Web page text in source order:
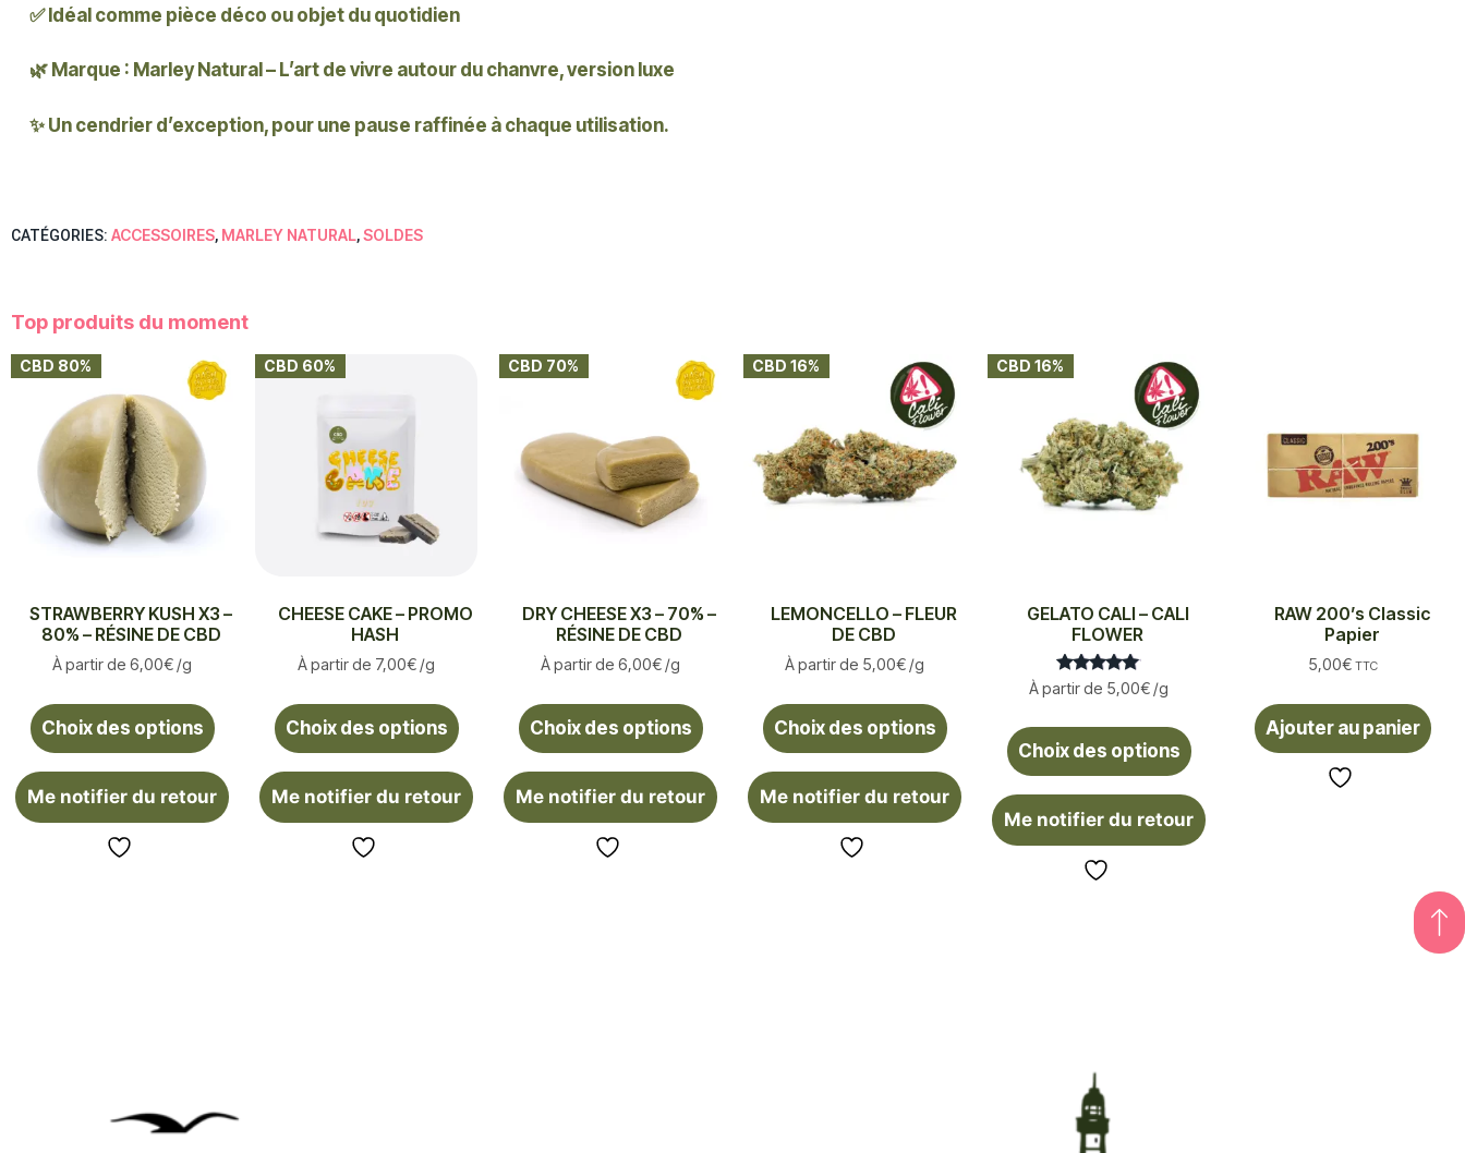
✅ Idéal comme pièce déco ou objet du quotidien
🌿 Marque : Marley Natural – L’art de vivre autour du chanvre, version luxe
✨ Un cendrier d’exception, pour une pause raffinée à chaque utilisation.
CATÉGORIES: ACCESSOIRES, MARLEY NATURAL,SOLDES
Top produits du moment
CBD 80%
STRAWBERRY KUSH X3 –
80% – RÉSINE DE CBD
À partir de 6,00€/g
Choix des options
Me notifier du retour
CBD 60%
CHEESE CAKE – PROMO
HASH
À partir de 7,00€/g
Choix des options
Me notifier du retour
CBD 70%
DRY CHEESE X3 – 70% –
RÉSINE DE CBD
À partir de 6,00€/g
Choix des options
Me notifier du retour
CBD 16%
LEMONCELLO – FLEUR
DE CBD
À partir de 5,00€/g
Choix des options
Me notifier du retour
CBD 16%
GELATO CALI – CALI
FLOWER
Note
À partir de 5,00€/g
Choix des options
Me notifier du retour
RAW 200’s Classic
Papier
5,00€ TTC
Ajouter au panier